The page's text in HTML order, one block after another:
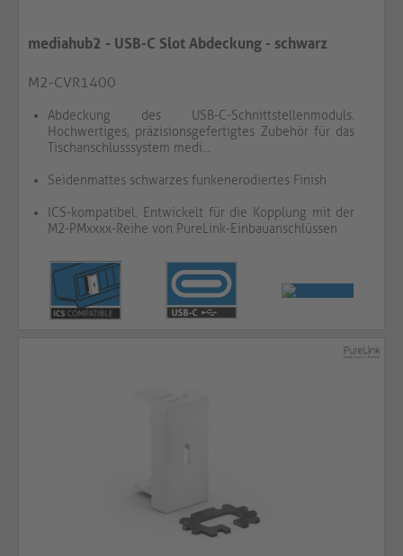
mediahub2 - USB-C Slot Abdeckung - schwarz
M2-CVR1400
Abdeckung des USB-C-Schnittstellenmoduls.
Hochwertiges, präzisionsgefertigtes Zubehör für das
Tischanschlusssystem medi...
Seidenmattes schwarzes funkenerodiertes Finish
ICS-kompatibel. Entwickelt für die Kopplung mit der
M2-PMxxxx-Reihe von PureLink-Einbauanschlüssen